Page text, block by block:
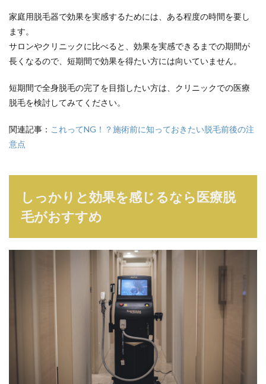
家庭用脱毛器で効果を実感するためには、ある程度の時間を要し
ます。
サロンやクリニックに比べると、効果を実感できるまでの期間が
長くなるので、短期間で効果を得たい方には向いていません。
短期間で全身脱毛の完了を目指したい方は、クリニックでの医療
脱毛を検討してみてください。
関連記事： これってNG！？施術前に知っておきたい脱毛前後の注
意点
しっかりと効果を感じるなら医療脱
毛がおすすめ